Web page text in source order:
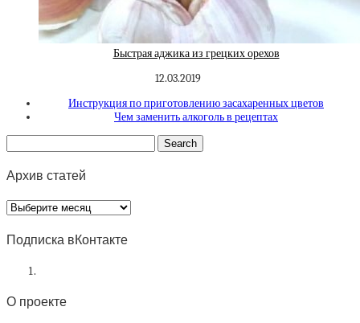
Быстрая аджика из грецких орехов
12.03.2019
Инструкция по приготовлению засахаренных цветов
Чем заменить алкоголь в рецептах
Архив статей
Архив
статей
Подписка вКонтакте
О проекте